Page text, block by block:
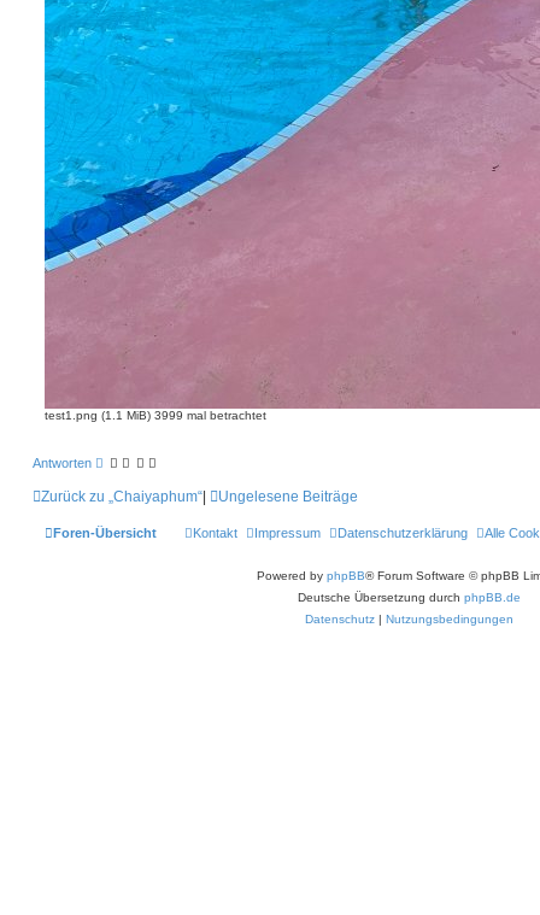
test1.png (1.1 MiB) 3999 mal betrachtet
Antworten
Zurück zu „Chaiyaphum“| Ungelesene Beiträge
Foren-Übersicht Alle
Datenschutzerklärung
Impressum
Kontakt
Powered by phpBB® Forum Software © phpBB
Deutsche Übersetzung durch phpBB.de
Datenschutz | Nutzungsbedingungen